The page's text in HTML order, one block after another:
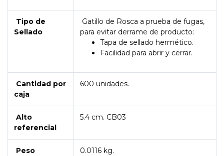
Tipo de
Sellado
Gatillo de Rosca a prueba de fugas,
para evitar derrame de producto:
Tapa de sellado hermético.
Facilidad para abrir y cerrar.
Cantidad por
caja
600 unidades.
Alto
referencial
5.4 cm. CB03
Peso
0.0116 kg.